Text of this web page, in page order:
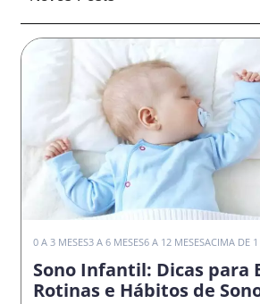
0 A 3 MESES3 A 6 MESES6 A 12 MESESACIMA DE
Sono Infantil: Dicas para
Rotinas e Hábitos de